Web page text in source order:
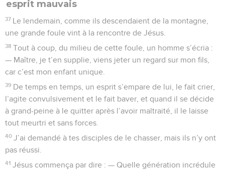
esprit mauvais
37 Le lendemain, comme ils descendaient de la montagne,
une grande foule vint à la rencontre de Jésus.
38 Tout à coup, du milieu de cette foule, un homme s’écria :
— Maître, je t’en supplie, viens jeter un regard sur mon fils,
car c’est mon enfant unique.
39 De temps en temps, un esprit s’empare de lui, le fait crier,
l’agite convulsivement et le fait baver, et quand il se décide
à grand-peine à le quitter après l’avoir maltraité, il le laisse
tout meurtri et sans forces.
40 J’ai demandé à tes disciples de le chasser, mais ils n’y ont
pas réussi.
41 Jésus commença par dire : — Quelle génération incrédule